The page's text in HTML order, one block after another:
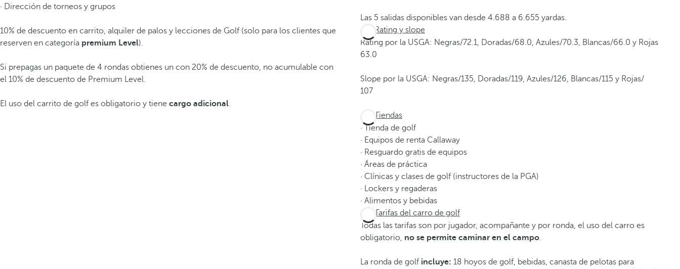
· Dirección de torneos y grupos
10% de descuento en carrito, alquiler de palos y lecciones de Golf (solo para los clientes que
reserven en categoría premium Level).
Si prepagas un paquete de 4 rondas obtienes un con 20% de descuento, no acumulable con
el 10% de descuento de Premium Level.
El uso del carrito de golf es obligatorio y tiene cargo adicional.
Las 5 salidas disponibles van desde 4.688 a 6.655 yardas.
Rating y slope
Rating por la USGA: Negras/72.1, Doradas/68.0, Azules/70.3, Blancas/66.0 y Rojas
63.0
Slope por la USGA: Negras/135, Doradas/119, Azules/126, Blancas/115 y Rojas/
107
Tiendas
· Tienda de golf
· Equipos de renta Callaway
· Resguardo gratis de equipos
· Áreas de práctica
· Clínicas y clases de golf (instructores de la PGA)
· Lockers y regaderas
· Alimentos y bebidas
Tarifas del carro de golf
Todas las tarifas son por jugador, acompañante y por ronda, el uso del carro es
obligatorio, no se permite caminar en el campo.
La ronda de golf incluye: 18 hoyos de golf, bebidas, canasta de pelotas para